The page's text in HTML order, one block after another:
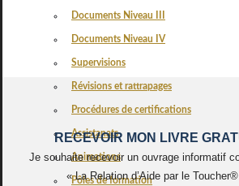
Documents Niveau III
Documents Niveau IV
Supervisions
Révisions et rattrapages
Procédures de certifications
Assistanats
Animations
Pôles de formation
RECEVOIR MON LIVRE
Je souhaite recevoir un ouvrage informatif
« La Relation d’Aide par le